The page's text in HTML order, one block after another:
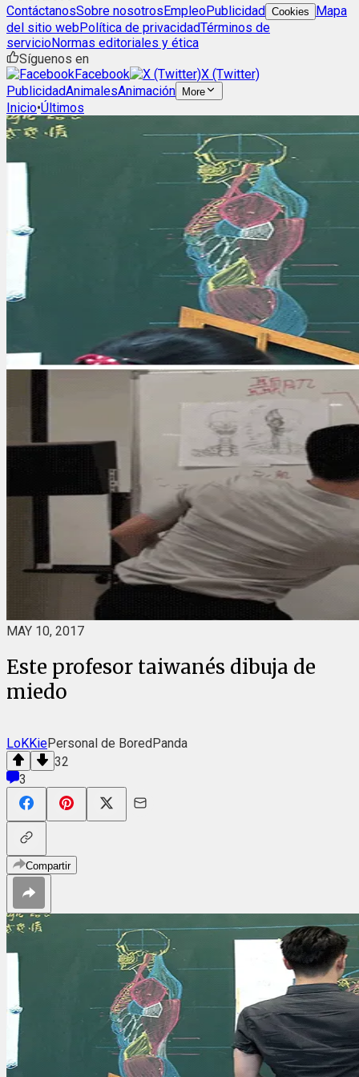
ContáctanosSobre nosotrosEmpleoPublicidad Cookies
Mapa
del sitio webPolítica de privacidadTérminos de
servicioNormas editoriales y ética
Síguenos en
Facebook
X (Twitter)
PublicidadAnimalesAnimación More
Inicio•Últimos
MAY 10, 2017
Este profesor taiwanés dibuja de
miedo
LoKKiePersonal de BoredPanda
32
3
Compartir